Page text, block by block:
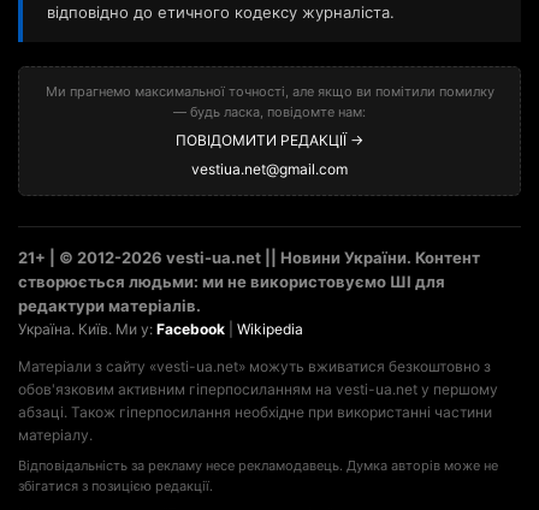
відповідно до етичного кодексу журналіста.
Ми прагнемо максимальної точності, але якщо ви помітили помилку
— будь ласка, повідомте нам:
ПОВІДОМИТИ РЕДАКЦІЇ →
vestiua.net@gmail.com
21+ | © 2012-2026 vesti-ua.net || Новини України. Контент
створюється людьми: ми не використовуємо ШІ для
редактури матеріалів.
Україна. Київ. Ми у: Facebook Wikipedia
Матеріали з сайту «vesti-ua.net» можуть вживатися безкоштовно з
обов'язковим активним гіперпосиланням на vesti-ua.net у першому
абзаці. Також гіперпосилання необхідне при використанні частини
матеріалу.
Відповідальність за рекламу несе рекламодавець. Думка авторів може не
збігатися з позицією редакції.